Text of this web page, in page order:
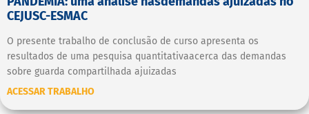
CEJUSC-ESMAC
O presente trabalho de conclusão de curso apresenta os
resultados de uma pesquisa quantitativaacerca das demandas
sobre guarda compartilhada ajuizadas
ACESSAR TRABALHO